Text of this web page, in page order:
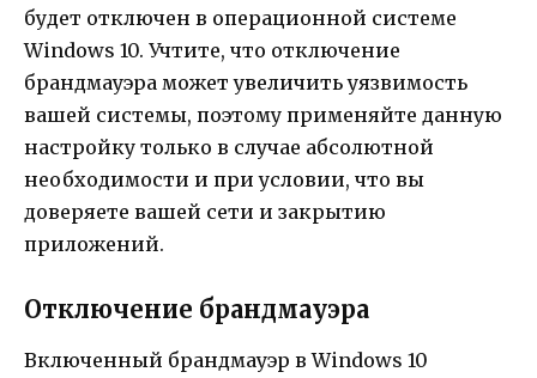
будет отключен в операционной системе
Windows 10. Учтите, что отключение
брандмауэра может увеличить уязвимость
вашей системы, поэтому применяйте данную
настройку только в случае абсолютной
необходимости и при условии, что вы
доверяете вашей сети и закрытию
приложений.
Отключение брандмауэра
Включенный брандмауэр в Windows 10